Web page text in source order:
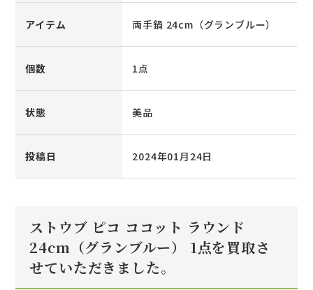
アイテム 両手鍋 24cm（グランブルー）
個数 1点
状態 美品
投稿日 2024年01月24日
ストウブ ピコ ココット ラウンド
24cm（グランブルー） 1点を買取さ
せていただきました。